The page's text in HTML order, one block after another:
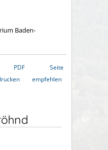
Baden-
PDF
Seite
empfehlen